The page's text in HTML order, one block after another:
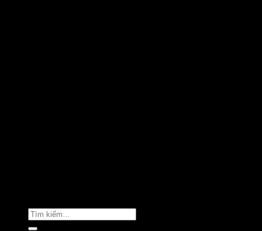
Tìm